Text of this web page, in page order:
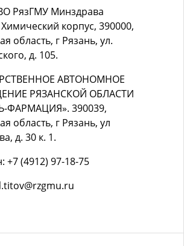
РязГМУ Минздрава
корпус, 390000,
область, г Рязань, ул.
д. 105.
АВТОНОМНОЕ
РЯЗАНСКОЙ ОБЛАСТИ
ФАРМАЦИЯ». 390039,
область, г Рязань, ул
д. 30 к. 1.
+7 (4912) 97-18-75